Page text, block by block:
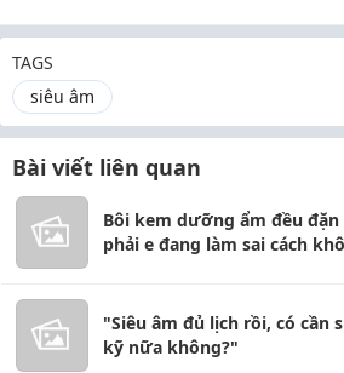
TAGS
siêu âm
Bài viết liên quan
Bôi kem dưỡng ẩm đều đặn
phải e đang làm sai cách
"Siêu âm đủ lịch rồi, có cần
kỹ nữa không?"